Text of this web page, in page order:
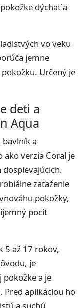
dýchať a
vo veku
jemne
Určený je
deti a
Aqua
a
verzia Coral je
zaťaženie
pokožky,
pocit
5 až 17 rokov,
je
a je
Pred aplikáciou ho